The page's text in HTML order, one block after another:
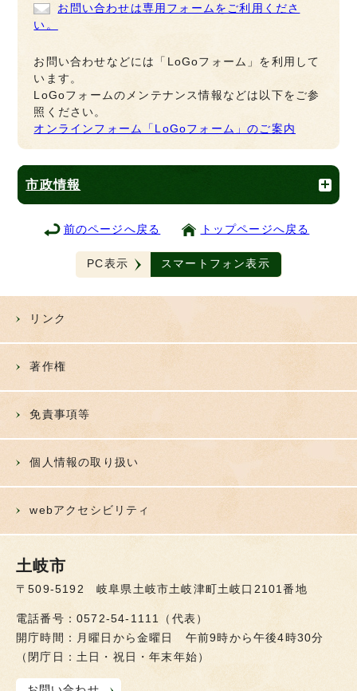
お問い合わせは専用フォームをご利用くださ
い。
お問い合わせなどには「LoGoフォーム」を利用して
います。
LoGoフォームのメンテナンス情報などは以下をご参
照ください。
オンラインフォーム「LoGoフォーム」のご案内
市政情報
前のページへ戻る トップページへ戻る
PC表示 スマートフォン表示
リンク
著作権
免責事項等
個人情報の取り扱い
webアクセシビリティ
土岐市
〒509-5192 岐阜県土岐市土岐津町土岐口2101番地
電話番号：0572-54-1111（代表）
開庁時間：月曜日から金曜日 午前9時から午後4時30分
（閉庁日：土日・祝日・年末年始）